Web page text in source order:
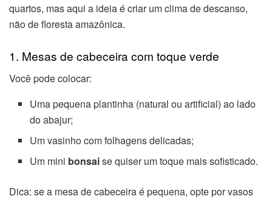
quartos, mas aqui a ideia é criar um clima de descanso,
não de floresta amazônica.
1. Mesas de cabeceira com toque verde
Você pode colocar:
Uma pequena plantinha (natural ou artificial) ao lado
do abajur;
Um vasinho com folhagens delicadas;
Um mini bonsaise quiser um toque mais sofisticado.
Dica: se a mesa de cabeceira é pequena, opte por vasos